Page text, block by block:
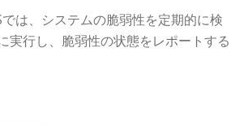
は、システムの脆弱性を定期的に検
行し、脆弱性の状態をレポートする